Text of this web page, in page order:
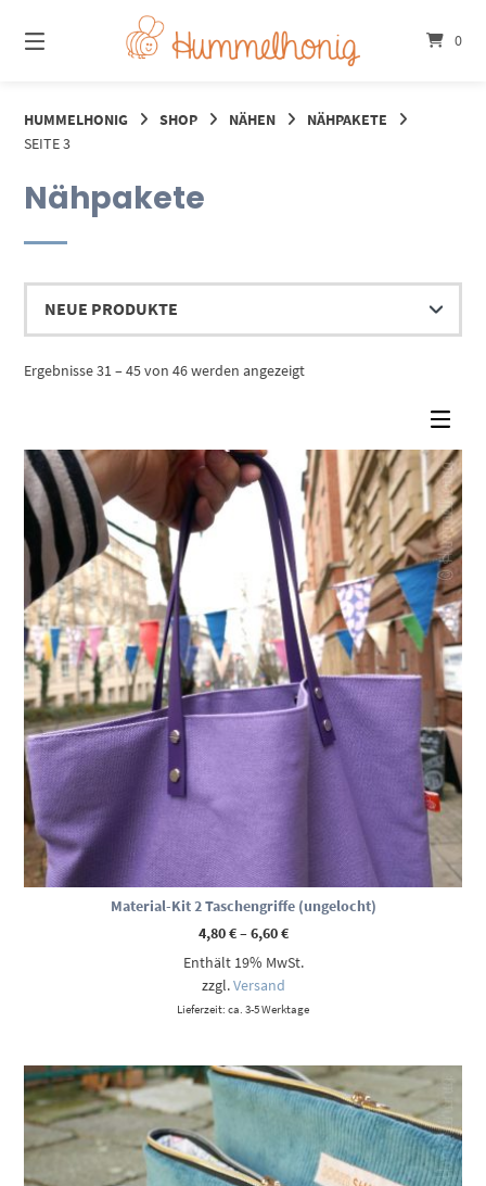
zum
Inhalt
0
HUMMELHONIG SHOP NÄHEN
NÄHPAKETE
SEITE 3
Nähpakete
Ergebnisse 31 – 45 von 46 werden angezeigtNach
Material-Kit 2 Taschengriffe (ungelocht)
4,80€–6,60€Preisspanne:
bis
Enthält 19% MwSt.
zzgl.Versand
Lieferzeit: ca. 3-5 Werktage